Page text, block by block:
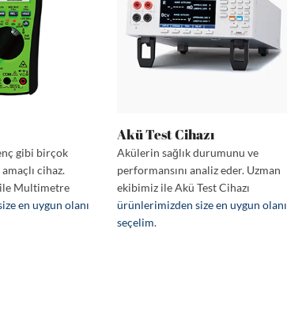
gibi birçok
cihaz.
Multimetre
en uygun olanı
Akü Test Cihazı
Akülerin sağlık durumunu ve
performansını analiz eder. Uzman
ekibimiz ile Akü Test Cihazı
ürünlerimizden size en uygun olanı
seçelim.